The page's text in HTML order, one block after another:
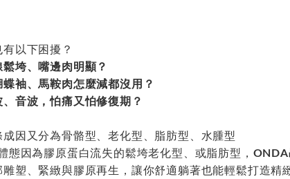
以下困擾？
垮、嘴邊肉明顯？
袖、馬鞍肉怎麼減都沒用？
音波，怕痛又怕修復期？
成因又分為骨骼型、老化型、脂肪型、水腫型
態因為膠原蛋白流失的鬆垮老化型、或脂肪型， ONDA
雕塑、緊緻與膠原再生，讓你舒適躺著也能輕鬆打造